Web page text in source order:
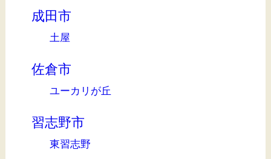
成田市
土屋
佐倉市
ユーカリが丘
習志野市
東習志野